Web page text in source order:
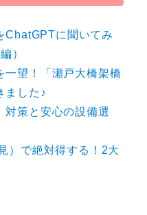
ChatGPTに聞いてみ
）
一望！「瀬戸大橋架橋
ました♪
対策と安心の設備選
）で絶対得する！2大